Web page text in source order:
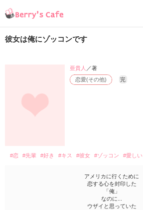
彼女は俺にゾッコンです
恋愛(その他) 完
亜貴人 ／著
#恋 #先輩 #好き #キス #彼女 #ゾッコン #愛しい
アメリカに行くために
恋する心を封印した
「俺」
なのに...
ウザイと思っていた